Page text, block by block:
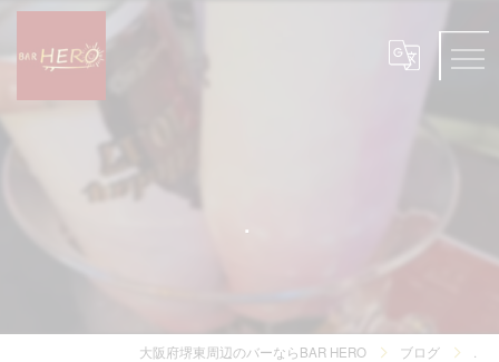
.
大阪府堺東周辺のバーならBAR HERO ブログ